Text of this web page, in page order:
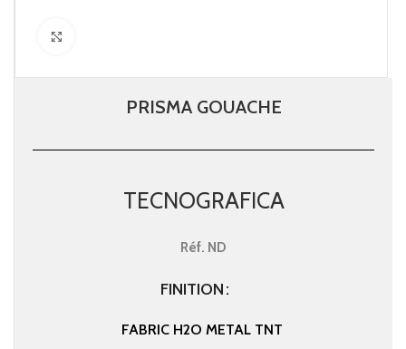
PRISMA GOUACHE
TECNOGRAFICA
Réf. ND
FINITION
FABRIC H2O METAL TNT